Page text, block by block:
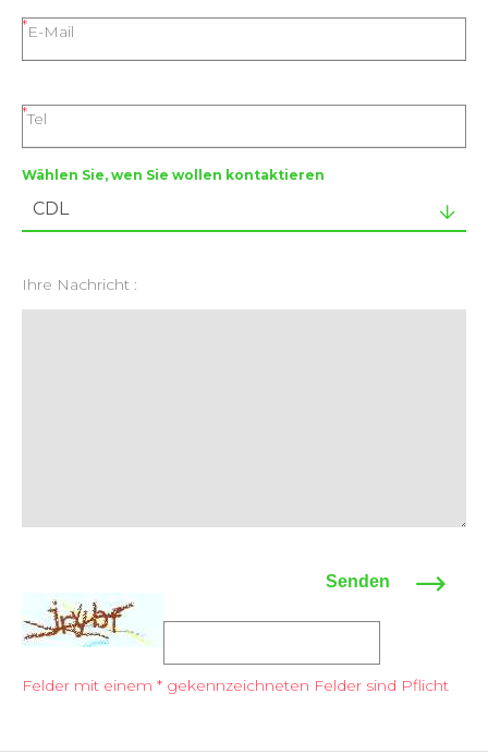
E-Mail
Tel
Wählen Sie, wen Sie wollen kontaktieren
Ihre Nachricht :
Senden
Felder mit einem * gekennzeichneten Felder sind Pflicht